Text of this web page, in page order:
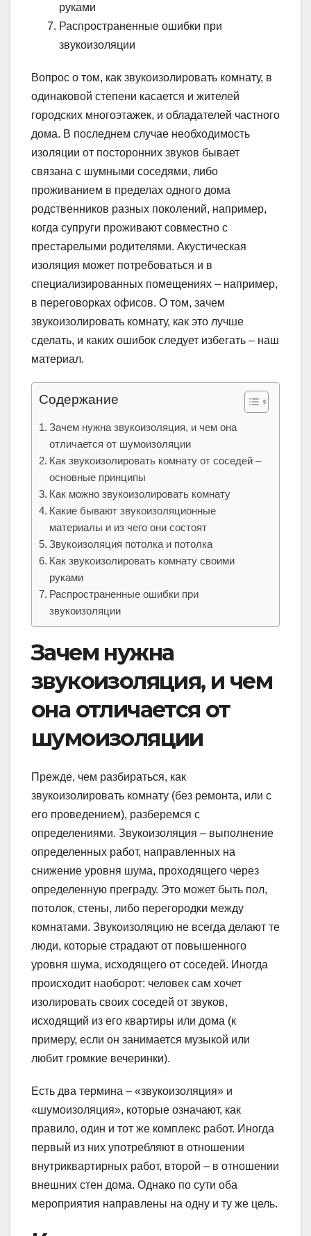
руками
Распространенные ошибки при
звукоизоляции
Вопрос о том, как звукоизолировать комнату, в
одинаковой степени касается и жителей
городских многоэтажек, и обладателей частного
дома. В последнем случае необходимость
изоляции от посторонних звуков бывает
связана с шумными соседями, либо
проживанием в пределах одного дома
родственников разных поколений, например,
когда супруги проживают совместно с
престарелыми родителями. Акустическая
изоляция может потребоваться и в
специализированных помещениях – например,
в переговорках офисов. О том, зачем
звукоизолировать комнату, как это лучше
сделать, и каких ошибок следует избегать – наш
материал.
Содержание
Зачем нужна звукоизоляция, и чем она
отличается от шумоизоляции
Как звукоизолировать комнату от соседей –
основные принципы
Как можно звукоизолировать комнату
Какие бывают звукоизоляционные
материалы и из чего они состоят
Звукоизоляция потолка и потолка
Как звукоизолировать комнату своими
руками
Распространенные ошибки при
звукоизоляции
Зачем нужна
звукоизоляция, и чем
она отличается от
шумоизоляции
Прежде, чем разбираться, как
звукоизолировать комнату (без ремонта, или с
его проведением), разберемся с
определениями. Звукоизоляция – выполнение
определенных работ, направленных на
снижение уровня шума, проходящего через
определенную преграду. Это может быть пол,
потолок, стены, либо перегородки между
комнатами. Звукоизоляцию не всегда делают те
люди, которые страдают от повышенного
уровня шума, исходящего от соседей. Иногда
происходит наоборот: человек сам хочет
изолировать своих соседей от звуков,
исходящий из его квартиры или дома (к
примеру, если он занимается музыкой или
любит громкие вечеринки).
Есть два термина – «звукоизоляция» и
«шумоизоляция», которые означают, как
правило, один и тот же комплекс работ. Иногда
первый из них употребляют в отношении
внутриквартирных работ, второй – в отношении
внешних стен дома. Однако по сути оба
мероприятия направлены на одну и ту же цель.